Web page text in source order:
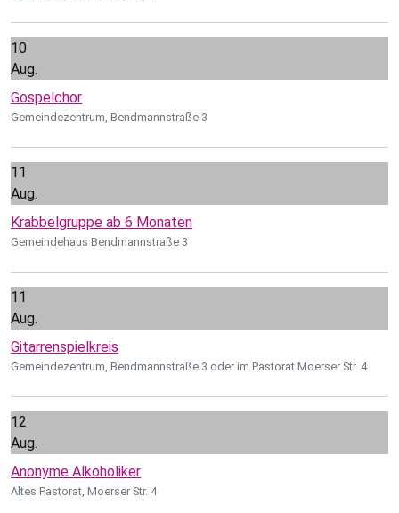
10
Aug.
Gospelchor
Gemeindezentrum, Bendmannstraße 3
11
Aug.
Krabbelgruppe ab 6 Monaten
Gemeindehaus Bendmannstraße 3
11
Aug.
Gitarrenspielkreis
Gemeindezentrum, Bendmannstraße 3 oder im Pastorat Moerser Str. 4
12
Aug.
Anonyme Alkoholiker
Altes Pastorat, Moerser Str. 4